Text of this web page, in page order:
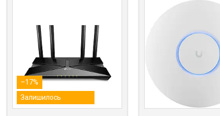
–17%
Залишилось